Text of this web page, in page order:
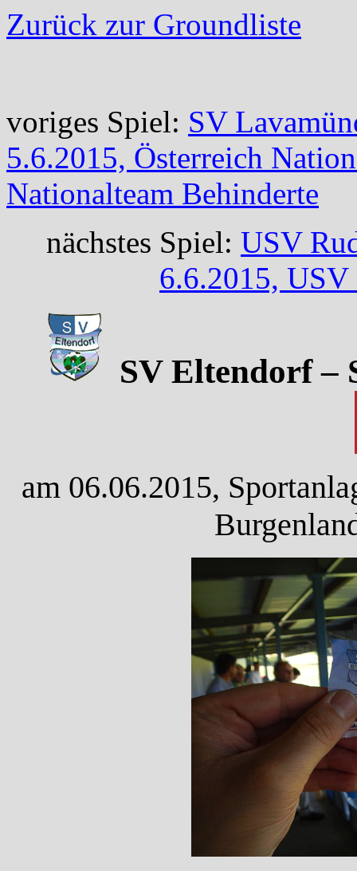
Zurück zur Groundliste
voriges Spiel: SV
5.6.2015, Österreich
Nationalteam Behinderte
nächstes Spiel: USV
6.6.2015, USV
SV Eltendorf –
am 06.06.2015,